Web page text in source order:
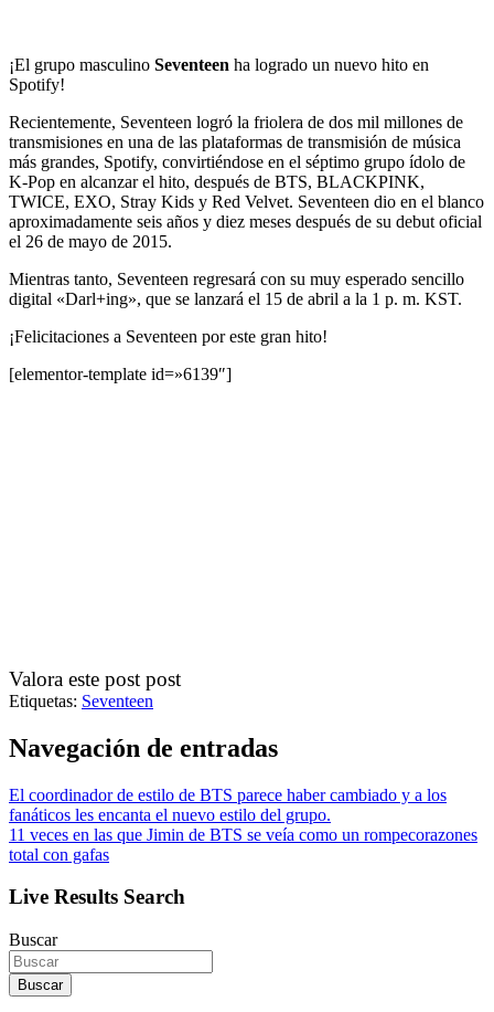
¡El grupo masculino Seventeen ha logrado un nuevo hito en
Spotify!
Recientemente, Seventeen logró la friolera de dos mil millones de
transmisiones en una de las plataformas de transmisión de música
más grandes, Spotify, convirtiéndose en el séptimo grupo ídolo de
K-Pop en alcanzar el hito, después de BTS, BLACKPINK,
TWICE, EXO, Stray Kids y Red Velvet. Seventeen dio en el blanco
aproximadamente seis años y diez meses después de su debut oficial
el 26 de mayo de 2015.
Mientras tanto, Seventeen regresará con su muy esperado sencillo
digital «Darl+ing», que se lanzará el 15 de abril a la 1 p. m. KST.
¡Felicitaciones a Seventeen por este gran hito!
[elementor-template id=»6139″]
Valora este post post
Etiquetas: Seventeen
Navegación de entradas
El coordinador de estilo de BTS parece haber cambiado y a los
fanáticos les encanta el nuevo estilo del grupo.
11 veces en las que Jimin de BTS se veía como un rompecorazones
total con gafas
Live Results Search
Buscar
Buscar